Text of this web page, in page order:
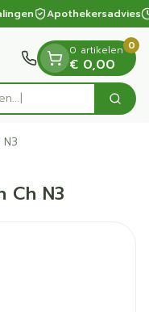
Apothekersadvies
Zoek
0 artikelen
€ 0,00
0
Ch N3